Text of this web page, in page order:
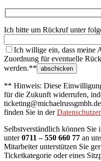
Ich bitte um Rückruf unter
Ich willige ein, dass meine
Zuordnung für eventuelle
werden.**
** Hinweis: Diese
für die Zukunft widerrufen,
finden Sie in der
Selbstverständlich können Sie
unter0711 – 550 660 77 an
Mitarbeiter unterstützen Sie
Ticketkategorie oder eines